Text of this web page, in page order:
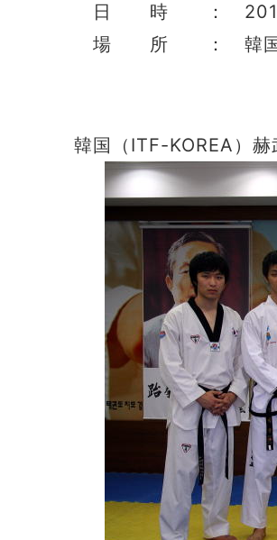
日 時 ： 2011年
場 所 ： 韓国ソウ
韓国（ITF-KOREA）